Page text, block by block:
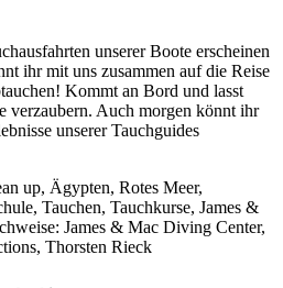
unserer Boote erscheinen
ihr mit uns zusammen auf die Reise
Kommt an Bord und lasst
verzaubern. Auch morgen könnt ihr
unserer Tauchguides
up, Ägypten, Rotes Meer,
Tauchen, Tauchkurse, James &
James & Mac Diving Center,
Thorsten Rieck